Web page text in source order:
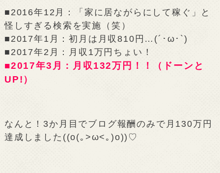
■2016年12月：「家に居ながらにして稼ぐ」と
怪しすぎる検索を実施（笑）
■2017年1月：初月は月収810円…(´･ω･`)
■2017年2月：月収1万円ちょい！
■2017年3月：月収132万円！！（ドーンと
UP!）
なんと！3か月目でブログ報酬のみで月130万円
達成しました((o(｡>ω<｡)o))♡